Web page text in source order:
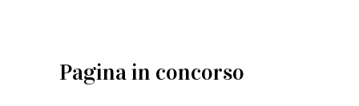
Pagina in concorso